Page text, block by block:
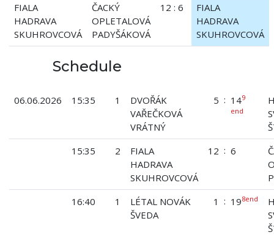
FIALA
HADRAVA
SKUHROVCOVÁ
ČACKÝ
OPLETALOVÁ
PADYŠÁKOVÁ
12 : 6
FIALA
HADRAVA
SKUHROVCOVÁ
Schedule
06.06.2026 15:35 1
DVOŘÁK
VAŘEČKOVÁ
VRÁTNÝ
5 : 149
end
15:35
2
FIALA
HADRAVA
SKUHROVCOVÁ
12 : 6
16:40
1
LÉTAL NOVÁK
ŠVEDA
1 : 198end